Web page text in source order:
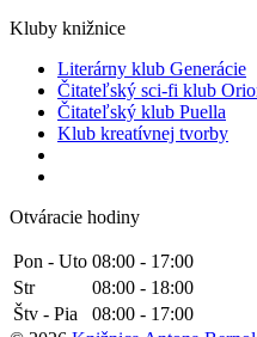
Kluby knižnice
Literárny klub Generácie
Čitateľský sci-fi klub
Čitateľský klub Puella
Klub kreatívnej tvorby
Otváracie hodiny
Pon - Uto 08:00 - 17:00
Str
08:00 - 18:00
Štv - Pia
08:00 - 17:00